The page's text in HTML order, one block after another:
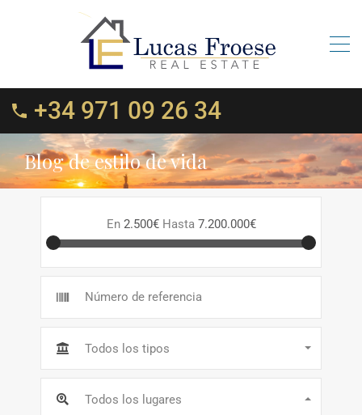
+34 971 09 26 34
Blog de estilo de vida
En 2.500€ Hasta 7.200.000€
Todos los tipos
Todos los lugares